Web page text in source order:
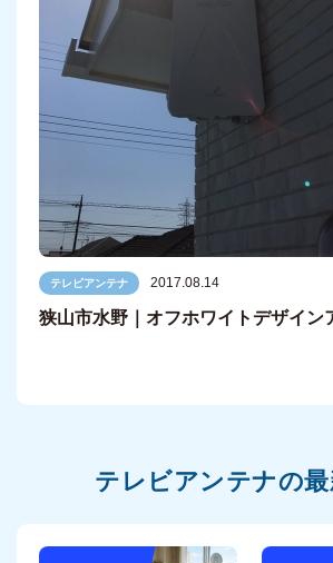
テレビアンテナ 2017.08.14
狭山市水野｜オフホワイトデザイン
テレビアンテナの